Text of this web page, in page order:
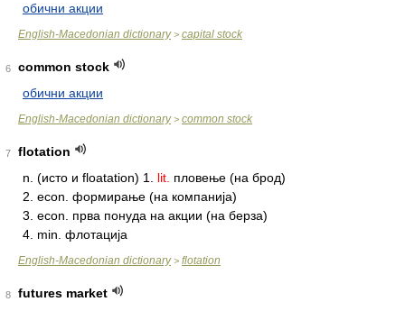
обични акции
English-Macedonian dictionary> capital stock
6
common stock
обични акции
English-Macedonian dictionary> common stock
7
flotation
n. (исто и floatation) 1. lit. пловење (на брод)
2. econ. формирање (на компанија)
3. econ. прва понуда на акции (на берза)
4. min. флотација
English-Macedonian dictionary> flotation
8
futures market